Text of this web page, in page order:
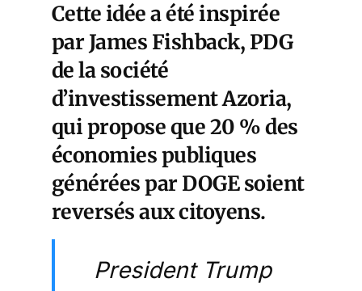
Cette idée a été inspirée
par James Fishback, PDG
de la société
d’investissement Azoria,
qui propose que 20 % des
économies publiques
générées par DOGE soient
reversés aux citoyens.
President Trump